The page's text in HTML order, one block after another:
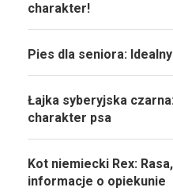
charakter!
Pies dla seniora:
Łajka syberyjska
charakter psa
Kot niemiecki Rex:
informacje o opiekunie